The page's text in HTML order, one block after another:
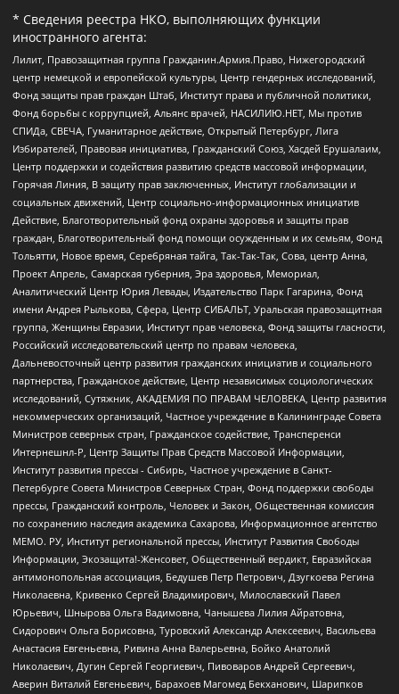
* Сведения реестра НКО, выполняющих функции
иностранного агента:
Лилит, Правозащитная группа Гражданин.Армия.Право, Нижегородский
центр немецкой и европейской культуры, Центр гендерных исследований,
Фонд защиты прав граждан Штаб, Институт права и публичной политики,
Фонд борьбы с коррупцией, Альянс врачей, НАСИЛИЮ.НЕТ, Мы против
СПИДа, СВЕЧА, Гуманитарное действие, Открытый Петербург, Лига
Избирателей, Правовая инициатива, Гражданский Союз, Хасдей Ерушалаим,
Центр поддержки и содействия развитию средств массовой информации,
Горячая Линия, В защиту прав заключенных, Институт глобализации и
социальных движений, Центр социально-информационных инициатив
Действие, Благотворительный фонд охраны здоровья и защиты прав
граждан, Благотворительный фонд помощи осужденным и их семьям, Фонд
Тольятти, Новое время, Серебряная тайга, Так-Так-Так, Сова, центр Анна,
Проект Апрель, Самарская губерния, Эра здоровья, Мемориал,
Аналитический Центр Юрия Левады, Издательство Парк Гагарина, Фонд
имени Андрея Рылькова, Сфера, Центр СИБАЛЬТ, Уральская правозащитная
группа, Женщины Евразии, Институт прав человека, Фонд защиты гласности,
Российский исследовательский центр по правам человека,
Дальневосточный центр развития гражданских инициатив и социального
партнерства, Гражданское действие, Центр независимых социологических
исследований, Сутяжник, АКАДЕМИЯ ПО ПРАВАМ ЧЕЛОВЕКА, Центр развития
некоммерческих организаций, Частное учреждение в Калининграде Совета
Министров северных стран, Гражданское содействие, Трансперенси
Интернешнл-Р, Центр Защиты Прав Средств Массовой Информации,
Институт развития прессы - Сибирь, Частное учреждение в Санкт-
Петербурге Совета Министров Северных Стран, Фонд поддержки свободы
прессы, Гражданский контроль, Человек и Закон, Общественная комиссия
по сохранению наследия академика Сахарова, Информационное агентство
МЕМО. РУ, Институт региональной прессы, Институт Развития Свободы
Информации, Экозащита!-Женсовет, Общественный вердикт, Евразийская
антимонопольная ассоциация, Бедушев Петр Петрович, Дзугкоева Регина
Николаевна, Кривенко Сергей Владимирович, Милославский Павел
Юрьевич, Шнырова Ольга Вадимовна, Чанышева Лилия Айратовна,
Сидорович Ольга Борисовна, Туровский Александр Алексеевич, Васильева
Анастасия Евгеньевна, Ривина Анна Валерьевна, Бойко Анатолий
Николаевич, Дугин Сергей Георгиевич, Пивоваров Андрей Сергеевич,
Аверин Виталий Евгеньевич, Барахоев Магомед Бекханович, Шарипков